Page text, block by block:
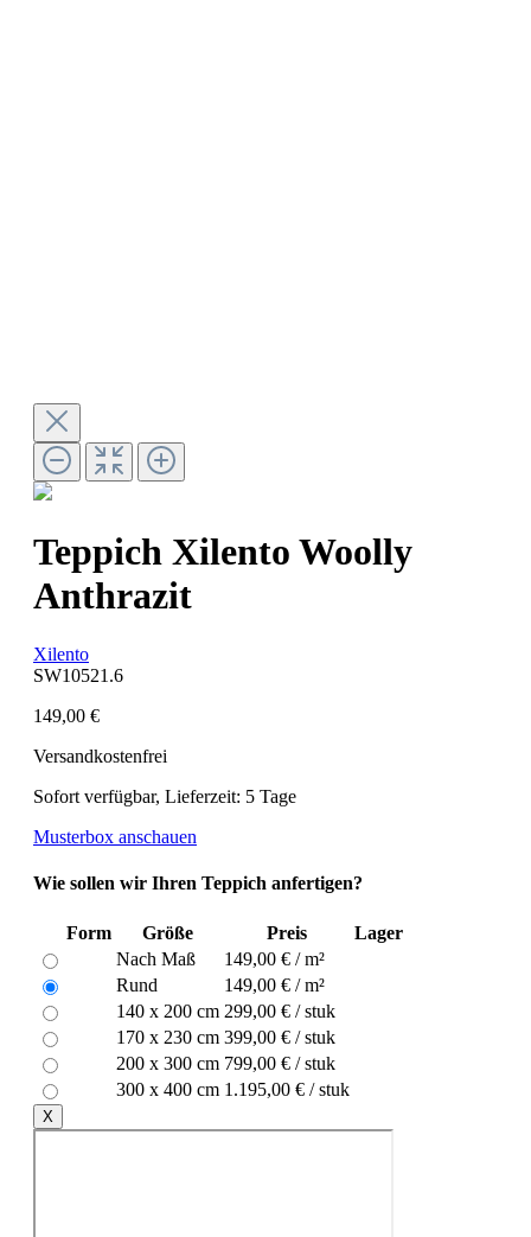
Teppich Xilento Woolly
Anthrazit
Xilento
SW10521.6
149,00 €
Versandkostenfrei
Sofort verfügbar, Lieferzeit: 5 Tage
Musterbox anschauen
Wie sollen wir Ihren Teppich anfertigen?
Form Größe Preis
Lager
Nach Maß
149,00 € / m²
Rund
149,00 € / m²
140 x 200 cm 299,00 € / stuk
170 x 230 cm 399,00 € / stuk
200 x 300 cm 799,00 € / stuk
300 x 400 cm 1.195,00 € / stuk
X